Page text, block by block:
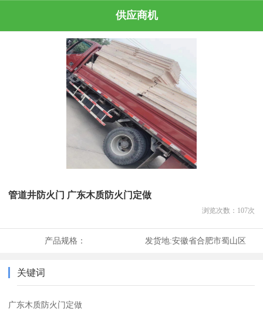
供应商机
管道井防火门 广东木质防火门定做
浏览次数： 107次
产品规格： 发货地:安徽省合肥市蜀山区
关键词
广东木质防火门定做